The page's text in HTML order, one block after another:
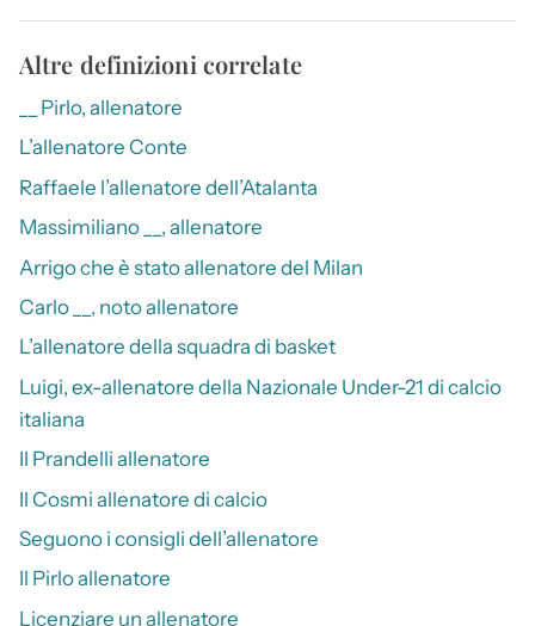
Altre definizioni correlate
__ Pirlo, allenatore
L’allenatore Conte
Raffaele l’allenatore dell’Atalanta
Massimiliano __, allenatore
Arrigo che è stato allenatore del Milan
Carlo __, noto allenatore
L’allenatore della squadra di basket
Luigi, ex-allenatore della Nazionale Under-21 di calcio
italiana
Il Prandelli allenatore
Il Cosmi allenatore di calcio
Seguono i consigli dell’allenatore
Il Pirlo allenatore
Licenziare un allenatore